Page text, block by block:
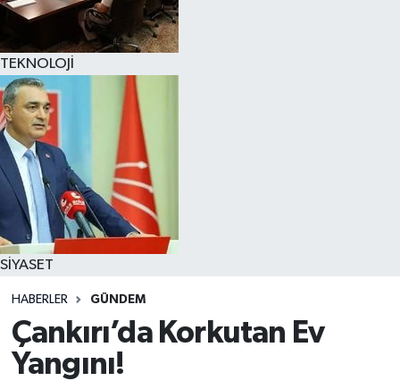
TEKNOLOJİ
SİYASET
HABERLER GÜNDEM
Çankırı’da Korkutan Ev
Yangını!